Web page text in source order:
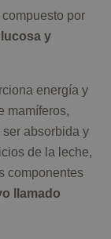
por
y
energía y
mamíferos,
absorbida y
de la leche,
componentes
llamado